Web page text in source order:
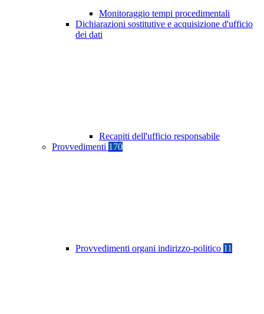
Monitoraggio tempi procedimentali
Dichiarazioni sostitutive e acquisizione d'ufficio
dei dati
Recapiti dell'ufficio responsabile
Provvedimenti 170
Provvedimenti organi indirizzo-politico 11